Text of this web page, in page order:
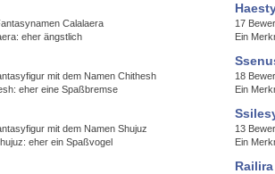
Calalaera
eher ängstlich
17
Ein
mit dem Namen Chithesh
eher eine Spaßbremse
18
Ein
mit dem Namen Shujuz
eher ein Spaßvogel
13
Ein
Railira